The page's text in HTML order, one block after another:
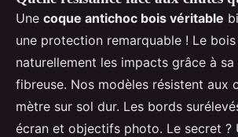
Une coque antichoc bois véritable
une protection remarquable ! Le
naturellement les impacts grâce à
fibreuse. Nos modèles résistent aux
mètre sur sol dur. Les bords
écran et objectifs photo. Le secret ?